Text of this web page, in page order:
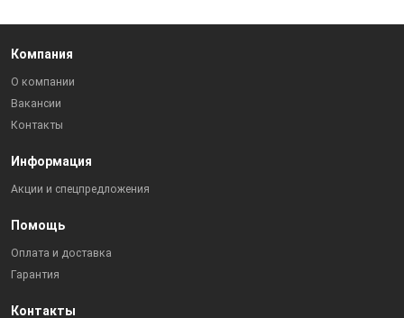
Компания
О компании
Вакансии
Контакты
Информация
Акции и спецпредложения
Помощь
Оплата и доставка
Гарантия
Контакты